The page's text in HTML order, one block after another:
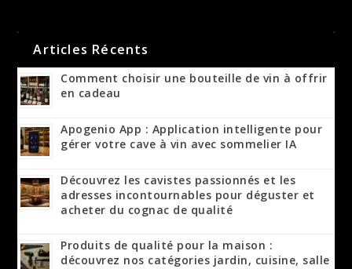
Articles Récents
Comment choisir une bouteille de vin à offrir
en cadeau
Apogenio App : Application intelligente pour
gérer votre cave à vin avec sommelier IA
Découvrez les cavistes passionnés et les
adresses incontournables pour déguster et
acheter du cognac de qualité
Produits de qualité pour la maison :
découvrez nos catégories jardin, cuisine, salle